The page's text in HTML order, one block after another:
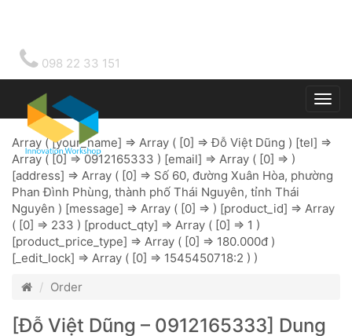
098 22 33 151
Array ( [your_name] => Array ( [0] => Đỗ Việt Dũng ) [tel] =>
Array ( [0] => 0912165333 ) [email] => Array ( [0] => )
[address] => Array ( [0] => Số 60, đường Xuân Hòa, phường
Phan Đình Phùng, thành phố Thái Nguyên, tỉnh Thái
Nguyên ) [message] => Array ( [0] => ) [product_id] => Array
( [0] => 233 ) [product_qty] => Array ( [0] => 1 )
[product_price_type] => Array ( [0] => 180.000đ )
[_edit_lock] => Array ( [0] => 1545450718:2 ) )
Order
[Đỗ Việt Dũng – 0912165333] Dung